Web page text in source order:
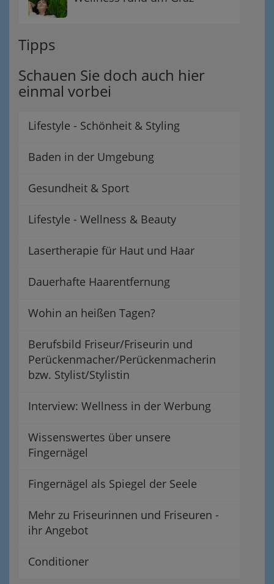
Tipps
Schauen Sie doch auch hier
einmal vorbei
Lifestyle - Schönheit & Styling
Baden in der Umgebung
Gesundheit & Sport
Lifestyle - Wellness & Beauty
Lasertherapie für Haut und Haar
Dauerhafte Haarentfernung
Wohin an heißen Tagen?
Berufsbild Friseur/Friseurin und
Perückenmacher/Perückenmacherin
bzw. Stylist/Stylistin
Interview: Wellness in der Werbung
Wissenswertes über unsere
Fingernägel
Fingernägel als Spiegel der Seele
Mehr zu Friseurinnen und Friseuren -
ihr Angebot
Conditioner